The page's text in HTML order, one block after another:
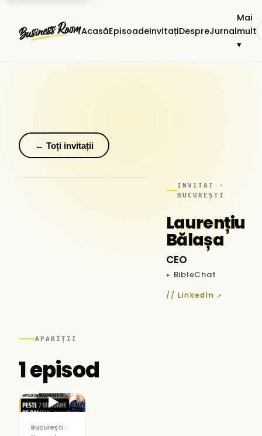
AcasăEpisoadeInvitațiDespreJurnal
Mai
mult
▾
← Toți invitații
INVITAT ·
BUCUREȘTI
Laurențiu
Bălașa
CEO
▸ BibleChat
// LinkedIn ↗
APARIȚII
1 episod
▶
București ·